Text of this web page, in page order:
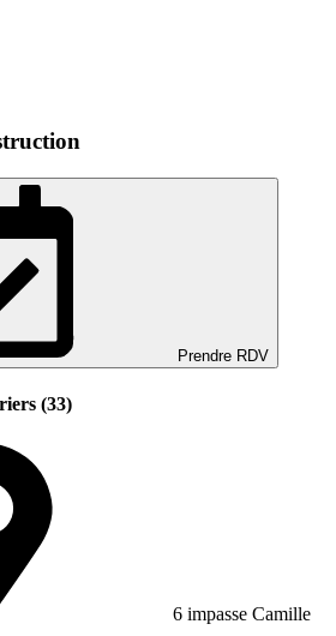
Prendre RDV
(33)
6 impasse Camille